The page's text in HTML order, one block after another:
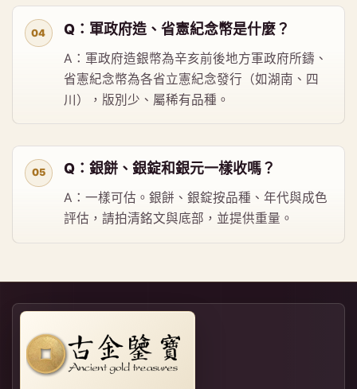
Q：軍政府造、省憲紀念幣是什麼？
A：軍政府造銀幣為辛亥前後地方軍政府所鑄、
省憲紀念幣為各省立憲紀念發行（如湖南、四
川），版別少、屬稀有品種。
Q：銀餅、銀錠和銀元一樣收嗎？
A：一樣可估。銀餅、銀錠按品種、年代與成色
評估，請拍清銘文與底部，並提供重量。